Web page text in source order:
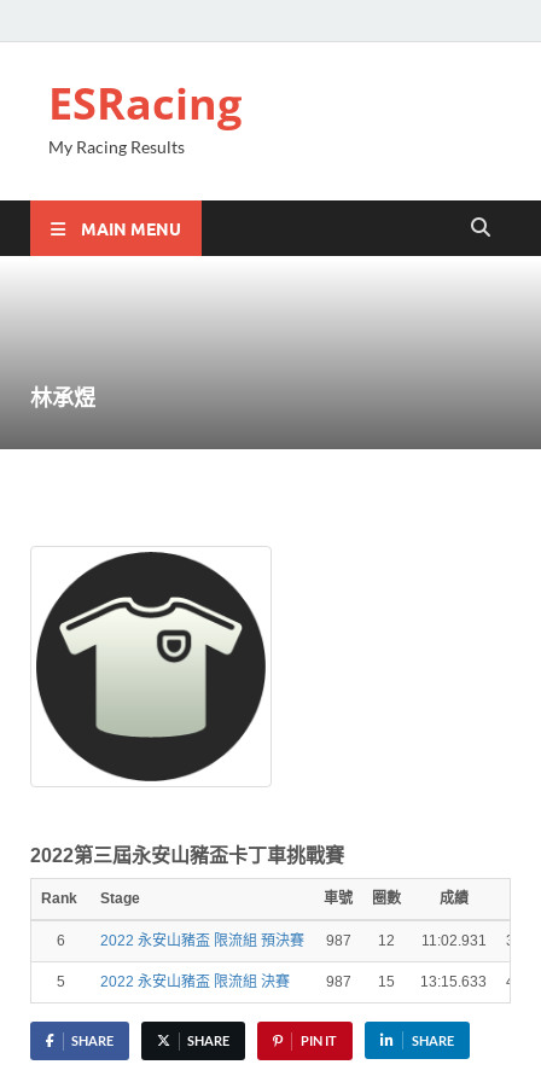
ESRacing
My Racing Results
MAIN MENU
林承煜
2022第三屆永安山豬盃卡丁車挑戰賽
Rank Stage 車號 圈數 成績
6 2022 永安山豬盃 限流組 預決賽 987 12 11:02.931
5 2022 永安山豬盃 限流組 決賽 987 15 13:15.633
SHARE SHARE PIN IT SHARE